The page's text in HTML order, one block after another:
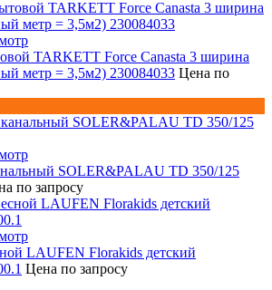
TARKETT Force Canasta 3 ширина
метр = 3,5м2) 230084033 Цена по
SOLER&PALAU TD 350/125
по запросу
LAUFEN Florakids детский
Цена по запросу